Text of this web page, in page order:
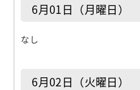
6月01日（月曜日）
なし
6月02日（火曜日）